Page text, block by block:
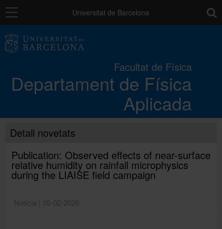
Navegació Universitat de Barcelona
Facultat de Física
Departament de Física
Aplicada
El Departament
Docència
Recerca
Directori
Detall novetats
Publication: Observed effects of near-surface
relative humidity on rainfall microphysics
during the LIAISE field campaign
Notícia | 05-02-2026